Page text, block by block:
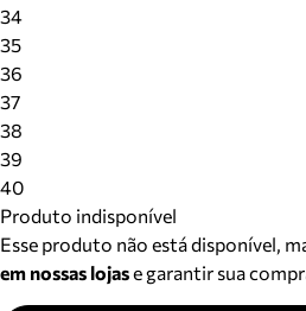
34
35
36
37
38
39
40
Produto indisponível
Esse produto não está disponível,
em nossas lojase garantir sua